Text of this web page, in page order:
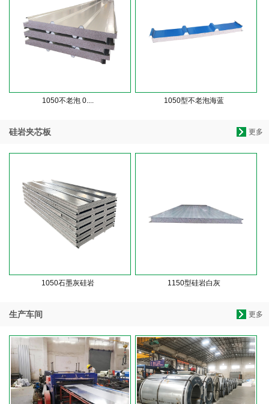
1050不老泡 0.... 1050型不老泡海蓝
更多
硅岩夹芯板
1050石墨灰硅岩 1150型硅岩白灰
更多
生产车间